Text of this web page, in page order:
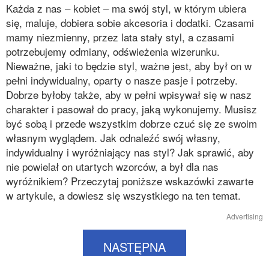
Każda z nas – kobiet – ma swój styl, w którym ubiera
się, maluje, dobiera sobie akcesoria i dodatki. Czasami
mamy niezmienny, przez lata stały styl, a czasami
potrzebujemy odmiany, odświeżenia wizerunku.
Nieważne, jaki to będzie styl, ważne jest, aby był on w
pełni indywidualny, oparty o nasze pasje i potrzeby.
Dobrze byłoby także, aby w pełni wpisywał się w nasz
charakter i pasował do pracy, jaką wykonujemy. Musisz
być sobą i przede wszystkim dobrze czuć się ze swoim
własnym wyglądem. Jak odnaleźć swój własny,
indywidualny i wyróżniający nas styl? Jak sprawić, aby
nie powielał on utartych wzorców, a był dla nas
wyróżnikiem? Przeczytaj poniższe wskazówki zawarte
w artykule, a dowiesz się wszystkiego na ten temat.
Advertising
NASTĘPNA